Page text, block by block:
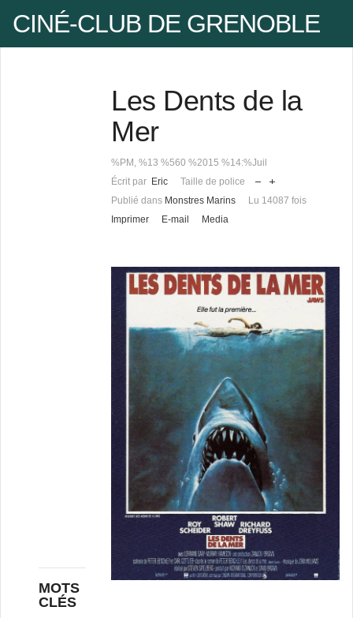
CINÉ-CLUB DE GRENOBLE
Les Dents de la
Mer
%PM, %13 %560 %2015 %14:%Juil
Écrit par Eric
Taille de police
Publié dans Monstres Marins
Lu 14087 fois
Imprimer
E-mail Media
MOTS
CLÉS
Pseudo
Mot de passe
Mot de passe oublié ?
Pseudo oublié ?